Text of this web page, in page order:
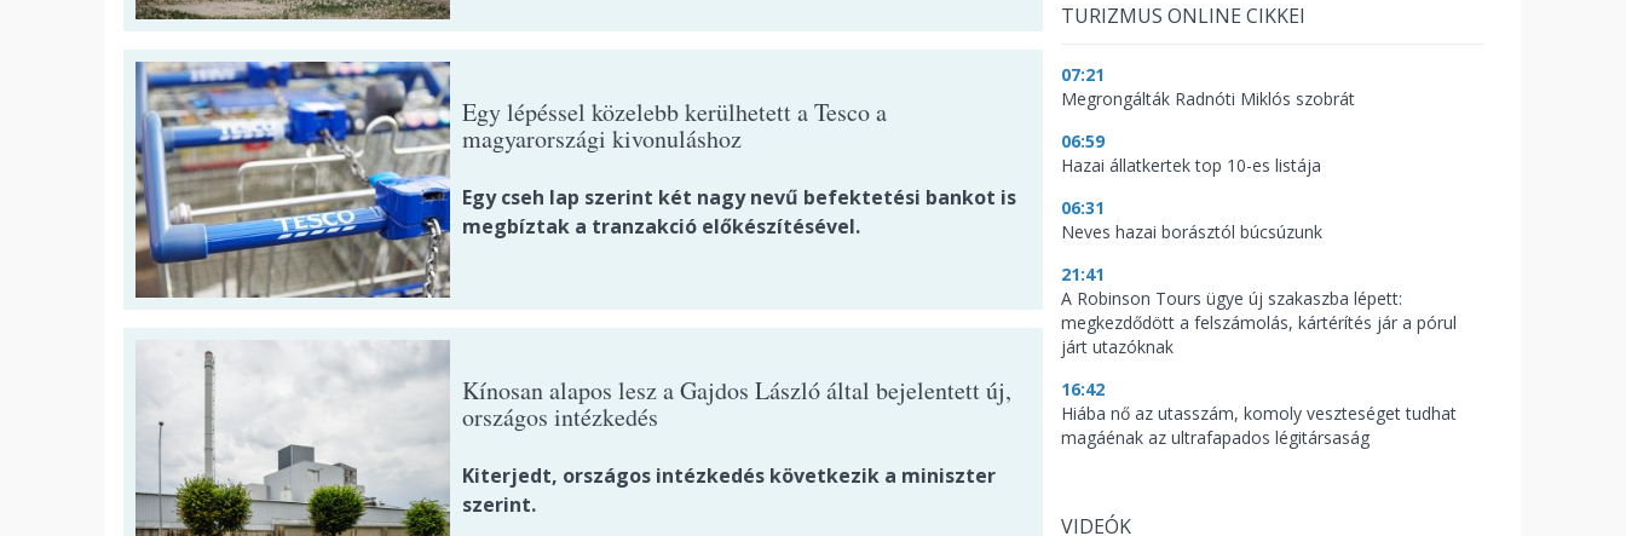
Egy lépéssel közelebb kerülhetett a Tesco a
magyarországi kivonuláshoz
Egy cseh lap szerint két nagy nevű befektetési bankot is
megbíztak a tranzakció előkészítésével.
Kínosan alapos lesz a Gajdos László által bejelentett új,
országos intézkedés
Kiterjedt, országos intézkedés következik a miniszter
szerint.
TURIZMUS ONLINE CIKKEI
07:21
Megrongálták Radnóti Miklós szobrát
06:59
Hazai állatkertek top 10-es listája
06:31
Neves hazai borásztól búcsúzunk
21:41
A Robinson Tours ügye új szakaszba lépett:
megkezdődött a felszámolás, kártérítés jár a pórul
járt utazóknak
16:42
Hiába nő az utasszám, komoly veszteséget tudhat
magáénak az ultrafapados légitársaság
VIDEÓK